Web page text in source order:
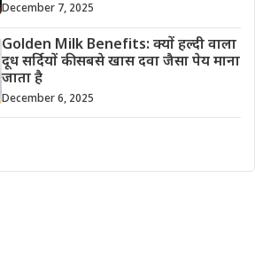
December 7, 2025
Golden Milk Benefits: क्यों हल्दी वाला
दूध सर्दियों की सबसे खास दवा जैसा पेय माना
जाता है
December 6, 2025